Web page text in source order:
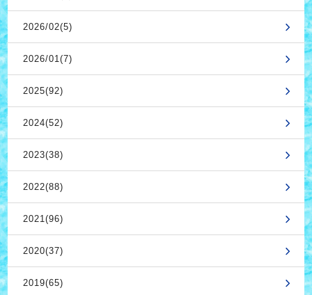
2026/02(5)
2026/01(7)
2025(92)
2024(52)
2023(38)
2022(88)
2021(96)
2020(37)
2019(65)